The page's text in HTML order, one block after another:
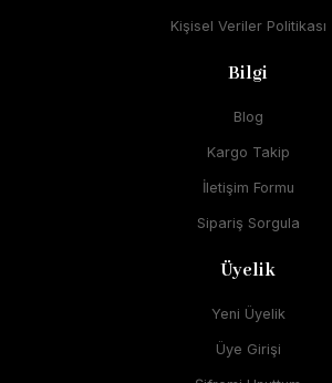
Kişisel Veriler Politikası
Bilgi
Blog
Kargo Takip
İletişim Formu
Sipariş Sorgula
Üyelik
Yeni Üyelik
Üye Girişi